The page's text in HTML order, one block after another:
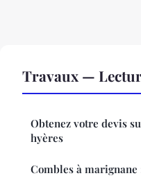
Travaux —
Obtenez votre devis
hyères
Combles à marignane